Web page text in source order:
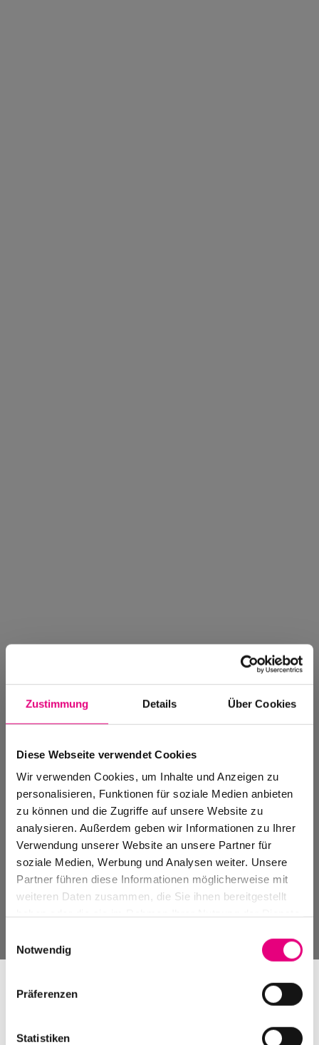
Zustimmung Details Über Cookies
Diese Webseite verwendet Cookies
Wir verwenden Cookies, um Inhalte und Anzeigen zu
personalisieren, Funktionen für soziale Medien anbieten
zu können und die Zugriffe auf unsere Website zu
analysieren. Außerdem geben wir Informationen zu Ihrer
Verwendung unserer Website an unsere Partner für
soziale Medien, Werbung und Analysen weiter. Unsere
Partner führen diese Informationen möglicherweise mit
weiteren Daten zusammen, die Sie ihnen bereitgestellt
Notwendig
Präferenzen
Statistiken
Events Archive
Past events, festivals, and venues